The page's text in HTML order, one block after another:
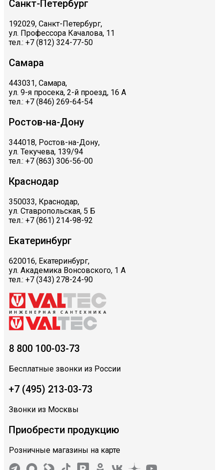
Санкт-Петербург
192029, Санкт-Петербург,
ул. Профессора Качалова, 11
тел.: +7 (812) 324-77-50
Самара
443031, Самара,
ул. 9-я просека, 2-й проезд, 16 А
тел.: +7 (846) 269-64-54
Ростов-на-Дону
344018, Ростов-на-Дону,
ул. Текучева, 139/94
тел.: +7 (863) 306-56-00
Краснодар
350033, Краснодар,
ул. Ставропольская, 5 Б
тел.: +7 (861) 214-98-92
Екатеринбург
620016, Екатеринбург,
ул. Академика Вонсовского, 1 А
тел.: +7 (343) 278-24-90
8 800 100-03-73
Бесплатные звонки из России
+7 (495) 213-03-73
Звонки из Москвы
Приобрести продукцию
Розничные магазины на карте